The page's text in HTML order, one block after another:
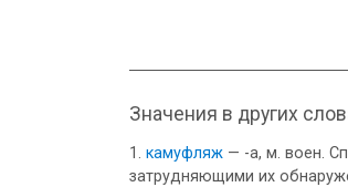
Значения в других
камуфляж — -а, м. воен.
затрудняющими их